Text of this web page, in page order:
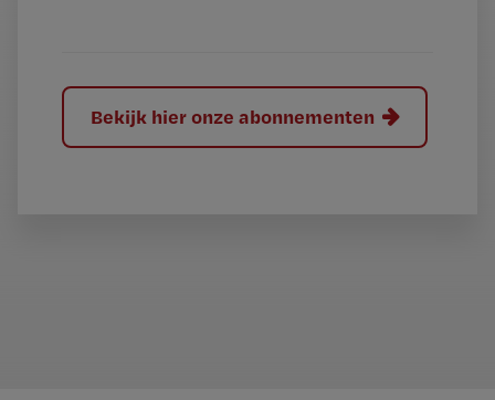
Bekijk hier onze abonnementen